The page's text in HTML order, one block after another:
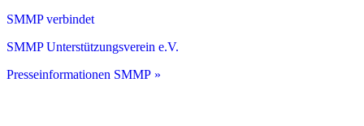
SMMP verbindet
SMMP Unterstützungsverein e.V.
Presseinformationen SMMP »